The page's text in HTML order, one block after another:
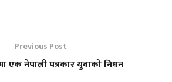
Previous Post
एक नेपाली पत्रकार युवाको निधन